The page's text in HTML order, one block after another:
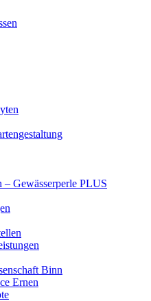
– Gewässerperle PLUS
Binn
Ernen